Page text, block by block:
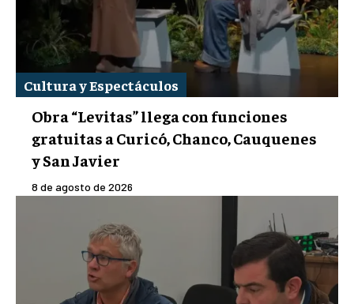
Cultura y Espectáculos
Obra “Levitas” llega con funciones
gratuitas a Curicó, Chanco, Cauquenes
y San Javier
8 de agosto de 2026